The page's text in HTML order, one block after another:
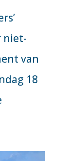
niet-
van
18